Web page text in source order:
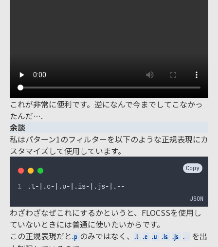
これが非常に便利です。逆になんで今までしてこなかっ
たんだ….
余談
私はパターン1のフィルターを以下のような正規表現にカ
スタマイズして使用しています。
Copy
.l-|.c-|.u-|.is-|.js-|.--
JSON
わざわざなぜこれにするかというと、FLOCSSを使用し
ていないときには普通に使いたいからです。
この正規表現だと.p-のみではなく、 .l- .c- .u- .is- .js- .-- を出